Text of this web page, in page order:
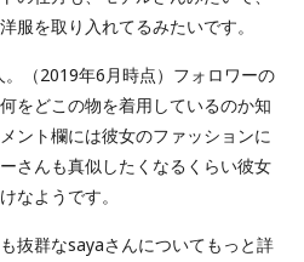
服を取り入れてるみたいです。
（2019年6月時点）フォロワーの
をどこの物を着用しているのか知
ント欄には彼女のファッションに
さんも真似したくなるくらい彼女
なようです。
抜群なsayaさんについてもっと詳